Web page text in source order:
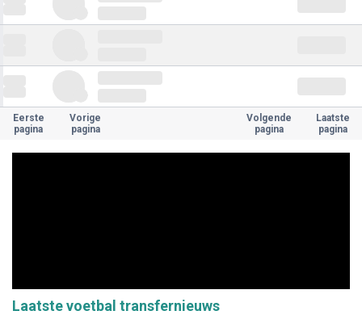
Eerste
pagina
Vorige
pagina
Volgende
pagina
Laatste
pagina
Laatste voetbal transfernieuws